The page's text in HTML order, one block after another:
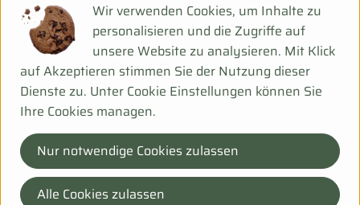
DE-99198 Ollendorf Deu
Mehr Info
Bei Fragen helfen wir Dir gerne weiter!
Hanfsack 50b,
99198 Ollendorf
Wir verwenden Cookies, um Inhalte zu
personalisieren und die Zugriffe auf
unsere Website zu analysieren. Mit Klick
auf Akzeptieren stimmen Sie der Nutzung dieser
Dienste zu. Unter Cookie Einstellungen können Sie
Ihre Cookies managen.
Nur notwendige Cookies zulassen
Alle Cookies zulassen